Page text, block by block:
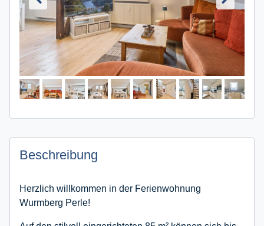
Beschreibung
Herzlich willkommen in der Ferienwohnung
Wurmberg Perle!